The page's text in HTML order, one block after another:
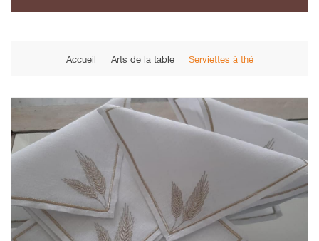
Accueil Arts de la table Serviettes à thé